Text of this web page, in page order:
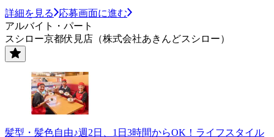
詳細を見る
応募画面に進む
アルバイト・パート
スシロー京都伏見店（株式会社あきんどスシロー）
髪型・髪色自由♪週2日、1日3時間からOK！ライフスタイル